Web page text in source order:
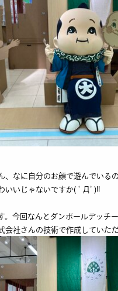
、なに自分のお顔で遊んでいる
いいじゃないですか( ﾟДﾟ)‼
。今回なんとダンボールデッチ
会社さんの技術で作成していただ